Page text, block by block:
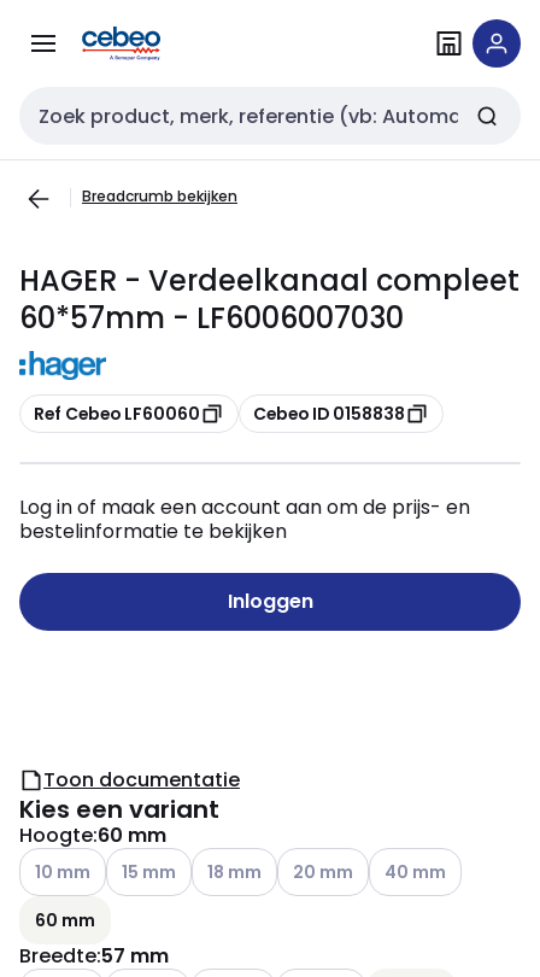
naar
naar
Zoekveld invoer
Breadcrumb bekijken
HAGER - Verdeelkanaal compleet
60*57mm - LF6006007030
Kopiëren
Ref Cebeo LF60060 Kopiëren
Cebeo ID 0158838
Log in of maak een account aan om de prijs- en
bestelinformatie te bekijken
Inloggen
Toon documentatie
Kies een variant
Hoogte:60 mm
Andere varianten (Huidige combinatie niet mogelijk)
10 mm Andere varianten (Huidige combinatie niet
15 mm Andere varianten (Huidige combinatie
18 mm Andere varianten (Huidige
20 mm Andere varianten
40 mm
60 mm
Breedte:57 mm